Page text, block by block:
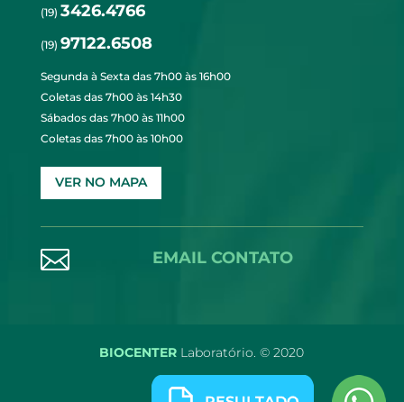
(19) 3426.4766
(19) 97122.6508
Segunda à Sexta das 7h00 às 16h00
Coletas das 7h00 às 14h30
Sábados das 7h00 às 11h00
Coletas das 7h00 às 10h00
VER NO MAPA
 EMAIL CONTATO
BIOCENTER Laboratório. © 2020